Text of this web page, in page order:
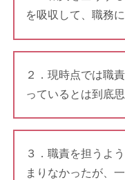
を吸収して、職務
２．現時点では職
っているとは到底思
３．職責を担うよ
まりなかったが、